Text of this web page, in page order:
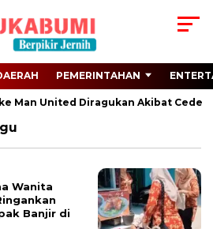
PEMERINTAHAN
Man United Diragukan Akibat Cedera
Wanita
Banjir di